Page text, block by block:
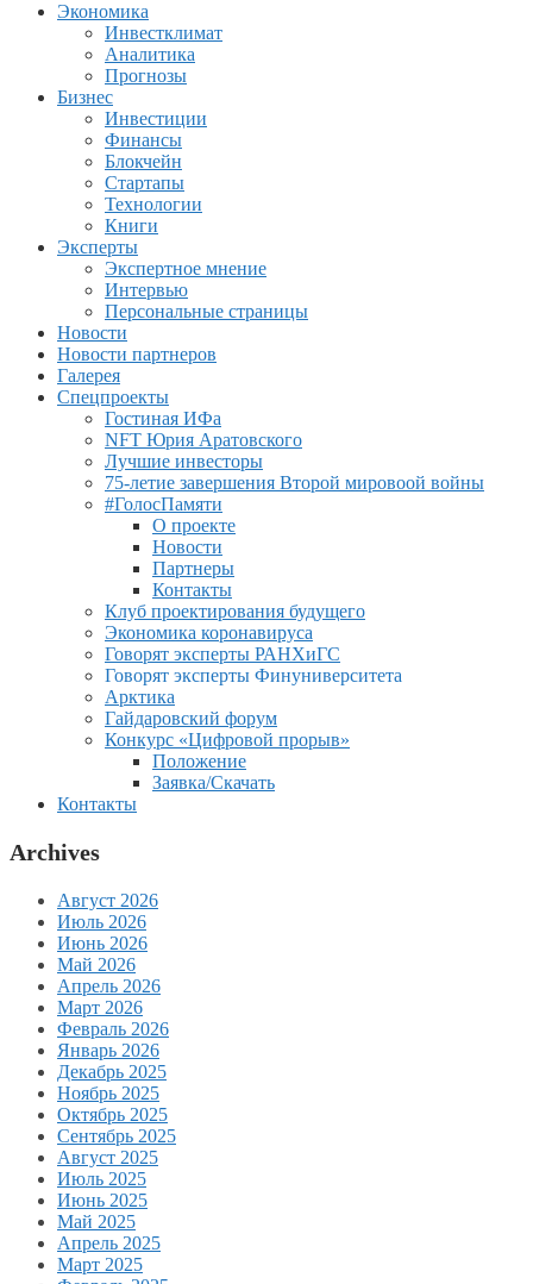
Экономика
Инвестклимат
Аналитика
Прогнозы
Бизнес
Инвестиции
Финансы
Блокчейн
Стартапы
Технологии
Книги
Эксперты
Экспертное мнение
Интервью
Персональные страницы
Новости
Новости партнеров
Галерея
Спецпроекты
Гостиная ИФа
NFT Юрия Аратовского
Лучшие инвесторы
75-летие завершения Второй мировоой войны
#ГолосПамяти
О проекте
Новости
Партнеры
Контакты
Клуб проектирования будущего
Экономика коронавируса
Говорят эксперты РАНХиГС
Говорят эксперты Финуниверситета
Арктика
Гайдаровский форум
Конкурс «Цифровой прорыв»
Положение
Заявка/Скачать
Контакты
Archives
Август 2026
Июль 2026
Июнь 2026
Май 2026
Апрель 2026
Март 2026
Февраль 2026
Январь 2026
Декабрь 2025
Ноябрь 2025
Октябрь 2025
Сентябрь 2025
Август 2025
Июль 2025
Июнь 2025
Май 2025
Апрель 2025
Март 2025